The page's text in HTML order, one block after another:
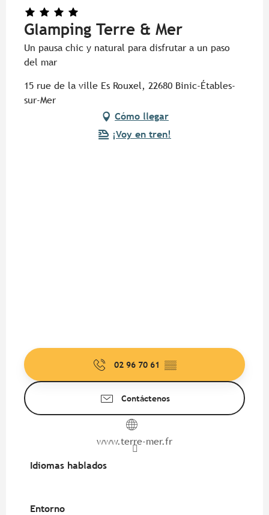
Glamping Terre & Mer
Un pausa chic y natural para disfrutar a un paso
del mar
15 rue de la ville Es Rouxel, 22680 Binic-Étables-
sur-Mer
Cómo llegar
¡Voy en tren!
02 96 70 61 ▒▒
Contáctenos
www.terre-mer.fr
Idiomas hablados
Idiomas hablados
Entorno
Entorno